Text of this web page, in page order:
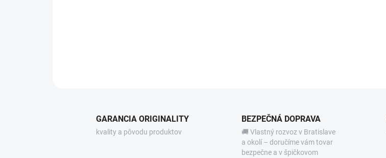
GARANCIA ORIGINALITY
kvality a pôvodu produktov
BEZPEČNÁ DOPRAVA
🚚 Vlastný rozvoz v Bratislave
a okolí – doručíme vám tovar
bezpečne a v špičkovom